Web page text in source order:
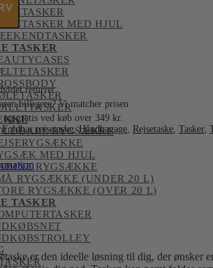
MED HJUL
TASKER
RYGSÆKKE
MED HJUL
RYGSÆKKE
RYGSÆKKE (UNDER 20 L)
RYGSÆKKE (OVER 20 L)
TASKER
returret
billigere? Vi matcher prisen
gratis ved køb over 349 kr.
Foldbar rejsetaske ,Håndbagage Rejsetaske Tasker,
er den ideelle løsning til dig, der ønsker